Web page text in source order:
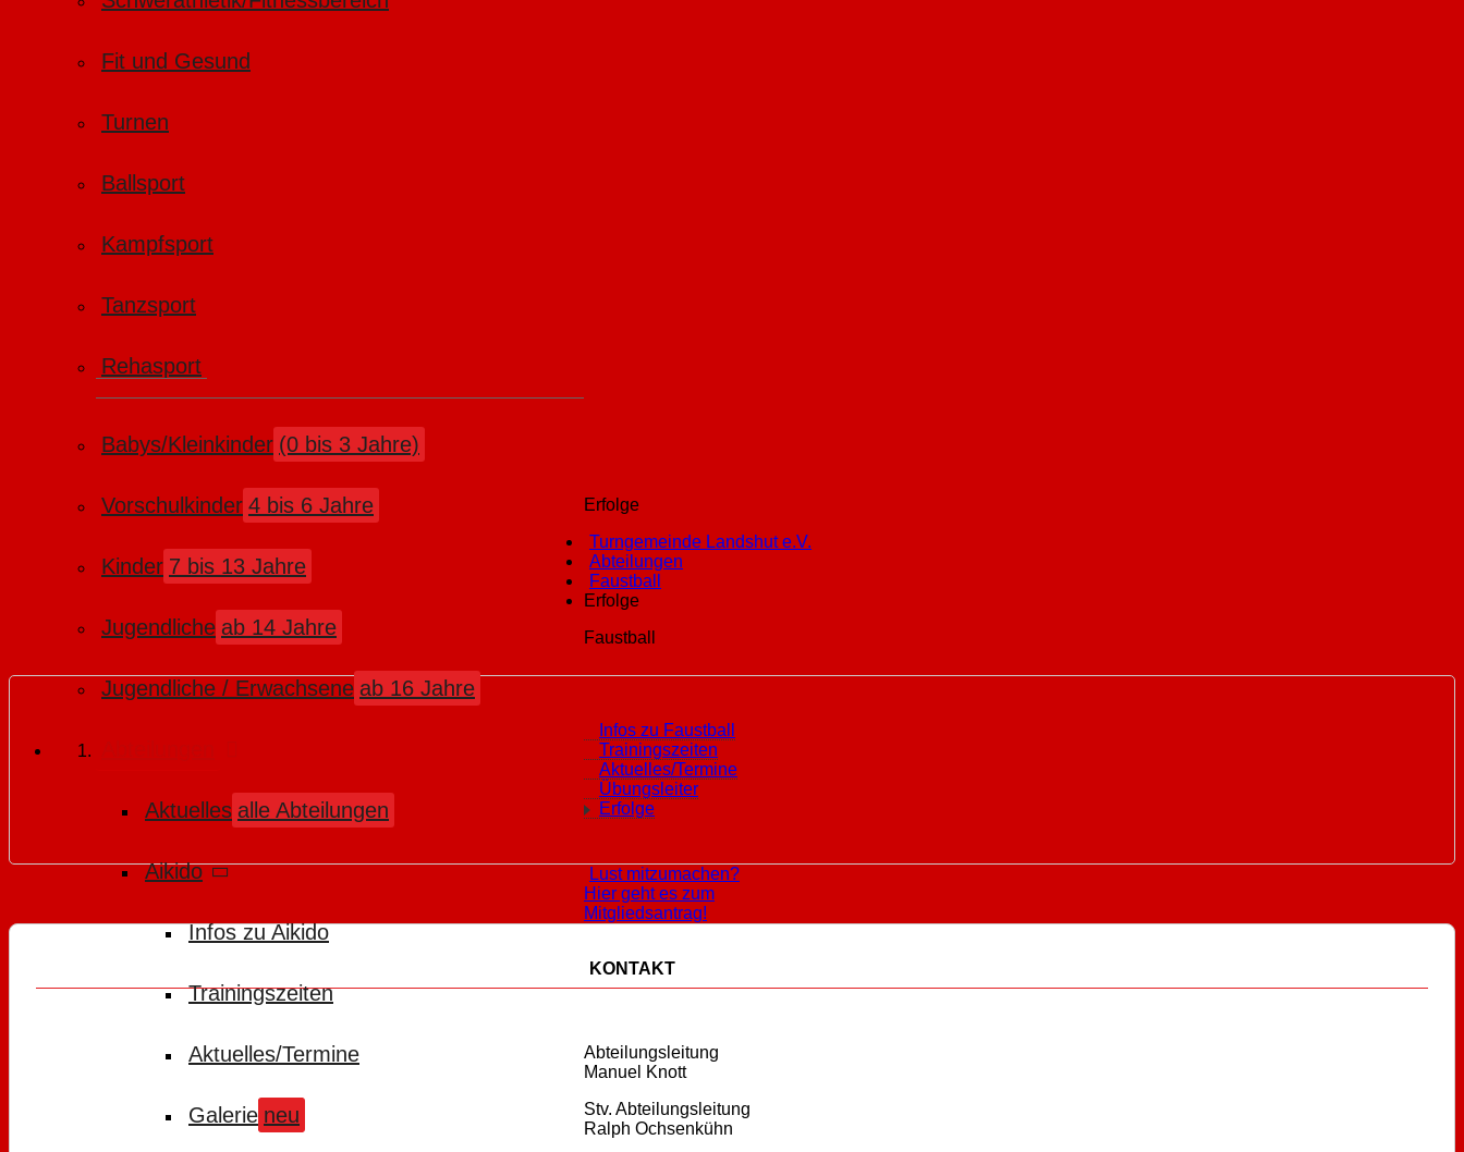
Fit und Gesund
Turnen
Ballsport
Kampfsport
Tanzsport
Rehasport
Babys/Kleinkinder (0 bis 3 Jahre)
Vorschulkinder 4 bis 6 Jahre
Kinder 7 bis 13 Jahre
Jugendliche ab 14 Jahre
Jugendliche / Erwachsene ab 16 Jahre
Aktuelles alle Abteilungen
Aikido
Infos zu Aikido
Trainingszeiten
Aktuelles/Termine
Galerie neu
Erfolge
Turngemeinde Landshut e.V.
Abteilungen
Faustball
Erfolge
Faustball
Infos zu Faustball
Trainingszeiten
Aktuelles/Termine
Übungsleiter
Erfolge
Lust mitzumachen?
Hier geht es zum
Mitgliedsantrag!
KONTAKT
Abteilungsleitung
Manuel Knott
Stv. Abteilungsleitung
Ralph Ochsenkühn